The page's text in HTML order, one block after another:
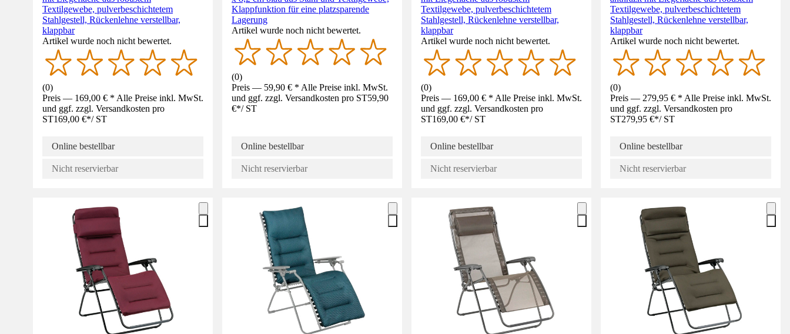
Textilgewebe, pulverbeschichtetem
Stahlgestell, Rückenlehne verstellbar,
klappbar
Artikel wurde noch nicht bewertet.
(0)
Preis — 169,00 € * Alle Preise inkl. MwSt.
und ggf. zzgl. Versandkosten pro
ST169,00 €*/ ST
Online bestellbar
Nicht reservierbar
Klappfunktion für eine platzsparende
Lagerung
Artikel wurde noch nicht bewertet.
(0)
Preis — 59,90 € * Alle Preise inkl. MwSt.
und ggf. zzgl. Versandkosten pro ST59,90
€*/ ST
Online bestellbar
Nicht reservierbar
Textilgewebe, pulverbeschichtetem
Stahlgestell, Rückenlehne verstellbar,
klappbar
Artikel wurde noch nicht bewertet.
(0)
Preis — 169,00 € * Alle Preise inkl. MwSt.
und ggf. zzgl. Versandkosten pro
ST169,00 €*/ ST
Online bestellbar
Nicht reservierbar
Textilgewebe, pulverbeschichtetem
Stahlgestell, Rückenlehne verstellbar,
klappbar
Artikel wurde noch nicht bewertet.
(0)
Preis — 279,95 € * Alle Preise inkl. MwSt.
und ggf. zzgl. Versandkosten pro
ST279,95 €*/ ST
Online bestellbar
Nicht reservierbar